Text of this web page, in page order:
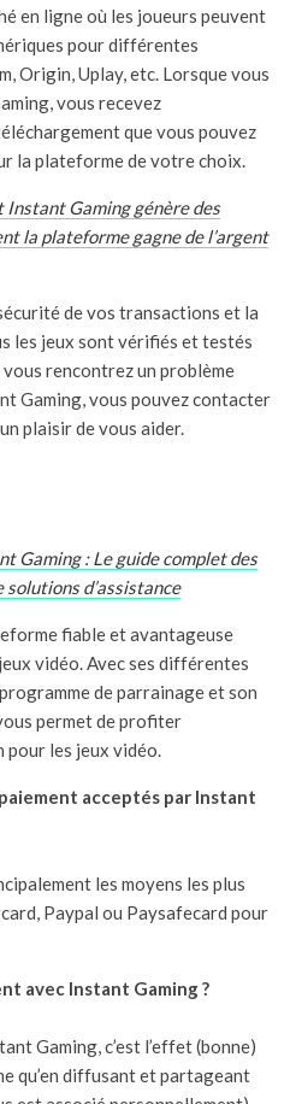
en ligne où les joueurs peuvent
pour différentes
Origin, Uplay, etc. Lorsque vous
vous recevez
que vous pouvez
la plateforme de votre choix.
Instant Gaming génère des
la plateforme gagne de l’argent
de vos transactions et la
les jeux sont vérifiés et testés
vous rencontrez un problème
Gaming, vous pouvez contacter
plaisir de vous aider.
Gaming : Le guide complet des
d’assistance
fiable et avantageuse
vidéo. Avec ses différentes
de parrainage et son
permet de profiter
les jeux vidéo.
acceptés par Instant
les moyens les plus
Paypal ou Paysafecard pour
avec Instant Gaming ?
Gaming, c’est l’effet (bonne)
qu’en diffusant et partageant